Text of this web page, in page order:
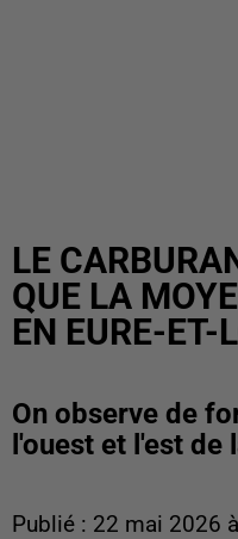
LE
QUE LA
EN EURE-ET-
On observe de
l'ouest et l'est de
Publié : 22 mai 2026